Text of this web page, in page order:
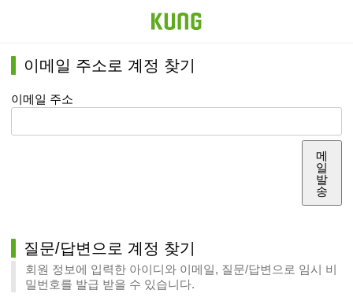
이메일 주소로 계정 찾기
이메일 주소
메
일
발
송
질문/답변으로 계정 찾기
회원 정보에 입력한 아이디와 이메일, 질문/답변으로 임시 비
밀번호를 발급 받을 수 있습니다.